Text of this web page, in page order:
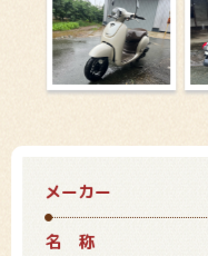
メーカー
名 称